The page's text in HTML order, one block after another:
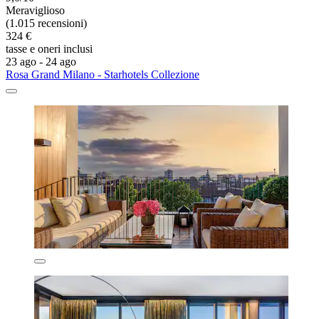
Meraviglioso
(1.015 recensioni)
324 €
tasse e oneri inclusi
23 ago - 24 ago
Rosa Grand Milano - Starhotels Collezione